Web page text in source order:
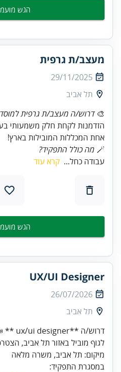
הגש
מעצב/ת גרפית
29/11/2025
תל אביב
🎨דרוש/ה מעצב/ת גרפית למוסד
הזדמנות לקחת חלק משמעותי
אחת המכללות המובילות בארץ!
🪄 מה כולל התפקיד?
עבודה כחל... קרא עוד
הגש
UX/UI Designer
26/07/2026
תל אביב
במסגרת התפקיד: